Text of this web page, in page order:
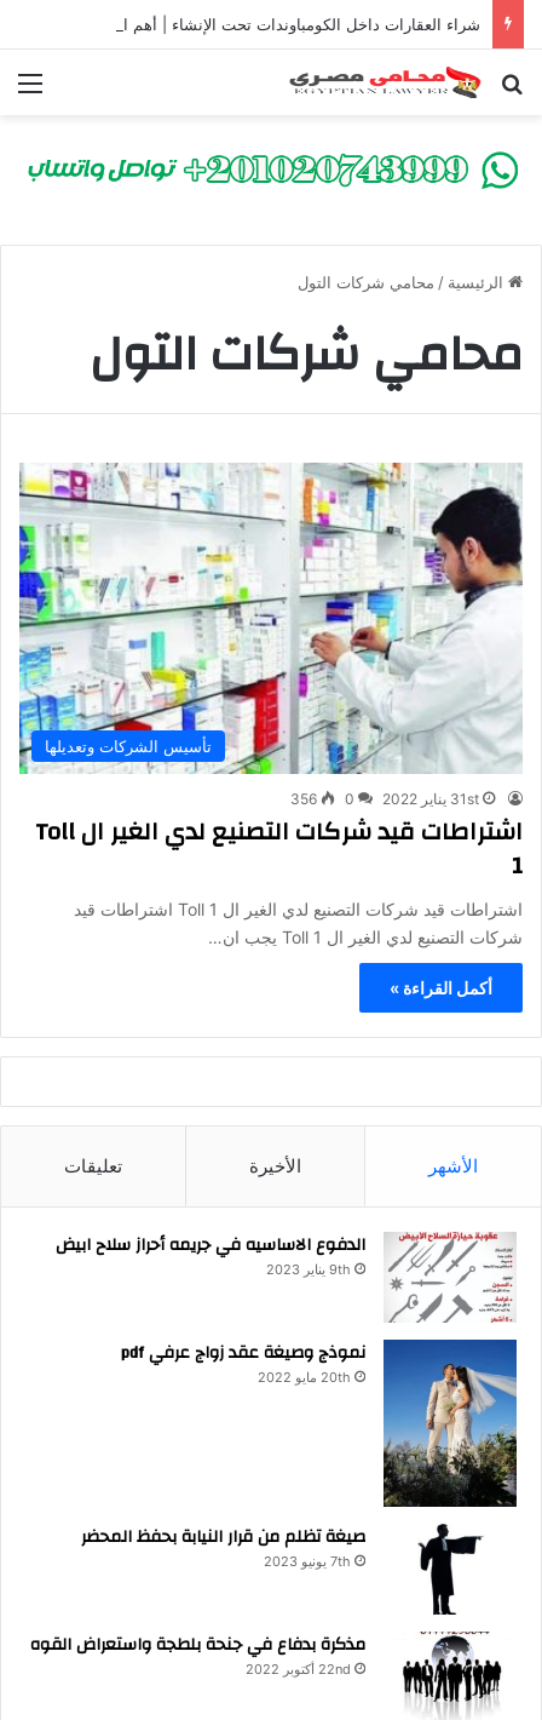
بحث عن
الرئيسية / محامي شركات التول
محامي شركات التول
تأسيس الشركات وتعديلها
31st يناير 2022 0
356
اشتراطات قيد شركات التصنيع لدي الغير ال Toll
1
اشتراطات قيد شركات التصنيع لدي الغير ال Toll 1 اشتراطات قيد
شركات التصنيع لدي الغير ال Toll 1 يجب ان…
أكمل القراءة »
الأشهر الأخيرة تعليقات
الدفوع الاساسيه في جريمه أحراز سلاح ابيض
9th يناير 2023
نموذج وصيغة عقد زواج عرفي pdf
20th مايو 2022
صيغة تظلم من قرار النيابة بحفظ المحضر
7th يونيو 2023
مذكرة بدفاع في جنحة بلطجة واستعراض القوه
22nd أكتوبر 2022